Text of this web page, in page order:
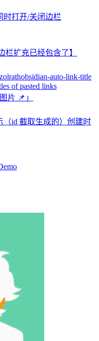
时打开/关闭边栏
栏扩充已经包含了】
auto-link-title
of pasted links
片 📌」
（id 截取生成的）创建时